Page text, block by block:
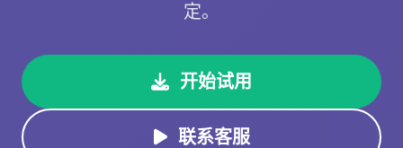
定。
开始试用
联系客服